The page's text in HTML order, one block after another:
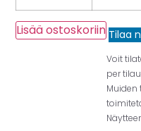
Lisää ostoskoriin Tilaa
Voit
per